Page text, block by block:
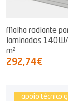
Malha radiante
laminados
m²
292,74€
apoio técnico